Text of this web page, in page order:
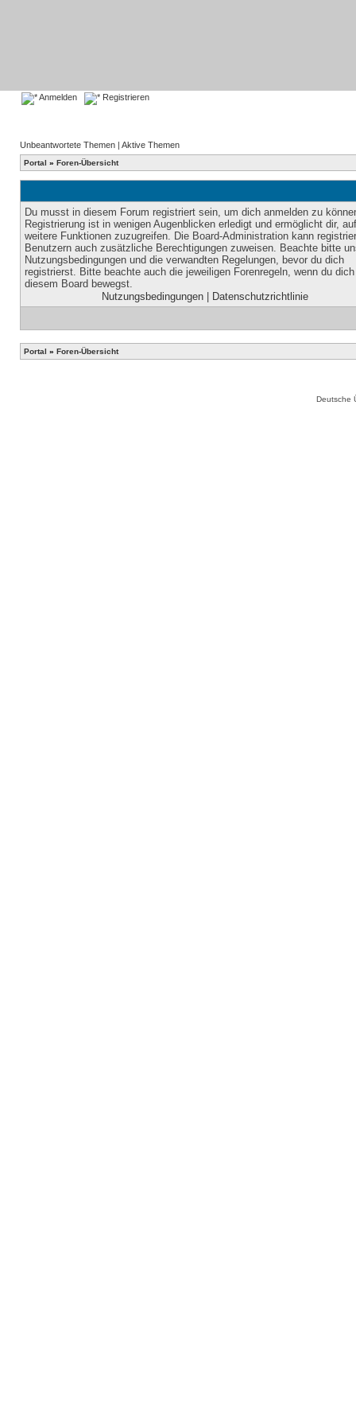
Anmelden Registrieren
Unbeantwortete Themen | Aktive Themen
Portal » Foren-Übersicht
Du musst in diesem Forum registriert sein, um dich anmelden zu
Registrierung ist in wenigen Augenblicken erledigt und ermöglicht dir, auf
weitere Funktionen zuzugreifen. Die Board-Administration kann
Benutzern auch zusätzliche Berechtigungen zuweisen. Beachte bitte
Nutzungsbedingungen und die verwandten Regelungen, bevor du dich
registrierst. Bitte beachte auch die jeweiligen Forenregeln, wenn du
diesem Board bewegst.
Nutzungsbedingungen| Datenschutzrichtlinie
Portal » Foren-Übersicht
Deutsche